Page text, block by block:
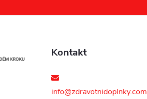
Kontakt
info@zdravotnidoplnky.com